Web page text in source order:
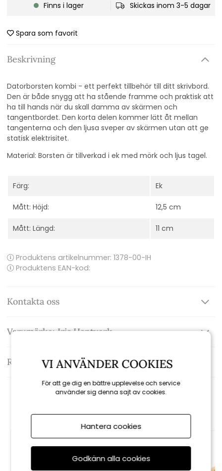
Finns i lager Skickas inom 3-5 dagar
Spara som favorit
Beskrivning
Datorborsten kombi - ett perfekt tillbehör till ditt skrivbord.
Den är både snygg att ha stående framme och praktisk att
ha till hands när du skall damma av skärmen och
tangentbordet. Den korta delen kommer lätt åt mellan
tangenterna och den ljusa sveper av skärmen utan att ge
statisk elektrisitet.
Material: Borsten är tillverkad i ek med mörk och ljus tagel.
Färg: Ek
Mått: Höjd: 12,5 cm
Mått: Längd: 11 cm
Produktens artikelnummer: 1378-00-IH
Produktens EAN-kod:
Kontakta oss
Varumärke: Iris Hantverk
RecensionerVI ANVÄNDER COOKIES
För att ge dig en bättre upplevelse och service
använder sig denna sajt av cookies.
Hantera cookies
Godkänn alla cookies